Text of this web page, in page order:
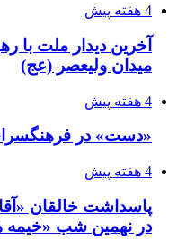
4 هفته پیش
آخرین دیدار ملت با
میدان ولیعصر (عج)
4 هفته پیش
«دست» در
4 هفته پیش
پاسداشت خالقان
در نهمین شب «خیمه